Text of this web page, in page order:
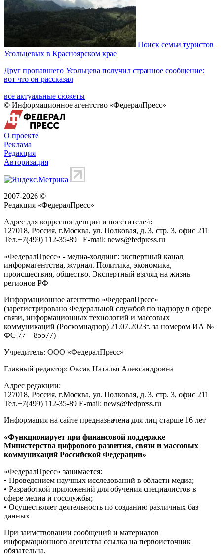
Поиск семьи туристов
Усольцевых в Красноярском крае
Друг пропавшего Усольцева получил странное сообщение:
вот что он рассказал
все актуальные сюжеты
© Информационное агентство «ФедералПресс»
О проекте
Реклама
Редакция
Авторизация
2007-2026 ©
Редакция «ФедералПресс»
Адрес для корреспонденции и посетителей:
127018, Россия, г.Москва, ул. Полковая, д. 3, стр. 3, офис 211
Тел.+7(499) 112-35-89 E-mail: news@fedpress.ru
«ФедералПресс» - медиа-холдинг: экспертный канал,
информагентства, журнал. Политика, экономика,
происшествия, общество. Экспертный взгляд на жизнь
регионов РФ
Информационное агентство «ФедералПресс»
(зарегистрировано Федеральной службой по надзору в сфере
связи, информационных технологий и массовых
коммуникаций (Роскомнадзор) 21.07.2023г. за номером ИА №
ФС 77 – 85577)
Учредитель: ООО «ФедералПресс»
Главный редактор: Оксак Наталья Александровна
Адрес редакции:
127018, Россия, г.Москва, ул. Полковая, д. 3, стр. 3, офис 211
Тел.+7(499) 112-35-89 E-mail: news@fedpress.ru
Информация на сайте предназначена для лиц старше 16 лет
«Функционирует при финансовой поддержке
Министерства цифрового развития, связи и массовых
коммуникаций Российской Федерации»
«ФедералПресс» занимается:
• Проведением научных исследований в области медиа;
• Разработкой приложений для обучения специалистов в
сфере медиа и госслужбы;
• Осуществляет деятельность по созданию различных баз
данных.
При заимствовании сообщений и материалов
информационного агентства ссылка на первоисточник
обязательна.